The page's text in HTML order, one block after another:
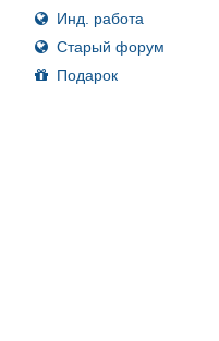
Инд. работа
Старый форум
Подарок